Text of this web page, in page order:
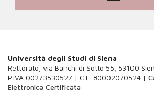
Università degli Studi di Siena
Rettorato, via Banchi di Sotto 55, 53100
P.IVA 00273530527 | C.F. 80002070524 |
Elettronica Certificata